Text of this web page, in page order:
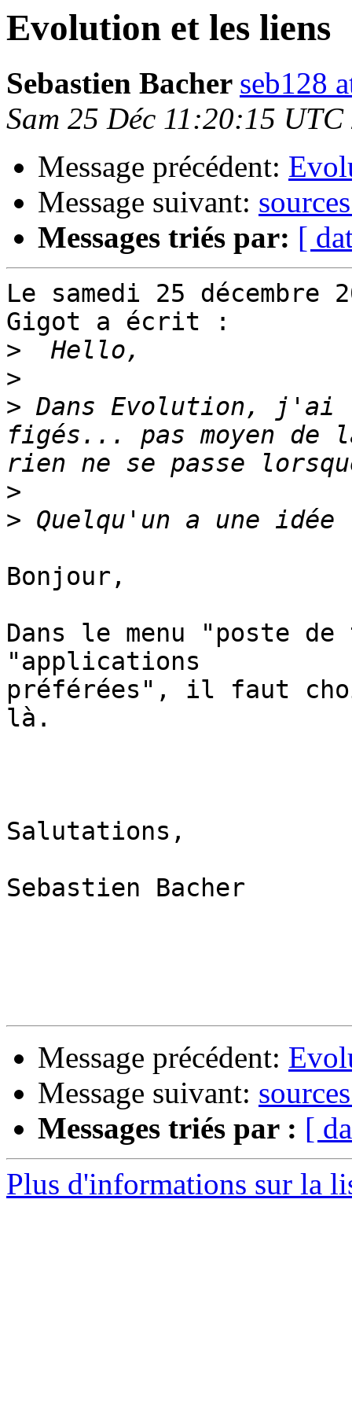
Evolution et les liens
Sebastien Bacher seb128
Sam 25 Déc 11:20:15 UTC
Message précédent:
Message suivant:
Messages triés par: [
Le samedi 25 décembre
Gigot a écrit :
>
>
> Dans Evolution,
figés... pas moyen
>
>
Bonjour,
Dans le menu "poste
"applications
préférées", il faut
là.
Salutations,
Sebastien Bacher
Message précédent:
Message suivant:
Messages triés par : [
Plus d'informations sur la